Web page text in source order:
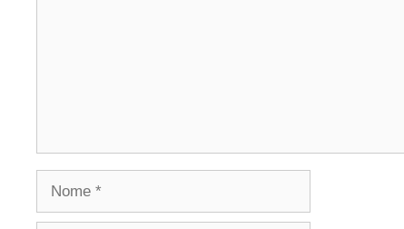
Nome